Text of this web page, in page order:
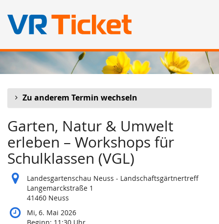
springen
Zu anderem Termin wechseln
Garten, Natur & Umwelt
erleben – Workshops für
Schulklassen (VGL)
Landesgartenschau Neuss - Landschaftsgärtnertreff
Langemarckstraße 1
41460 Neuss
Mi, 6. Mai 2026